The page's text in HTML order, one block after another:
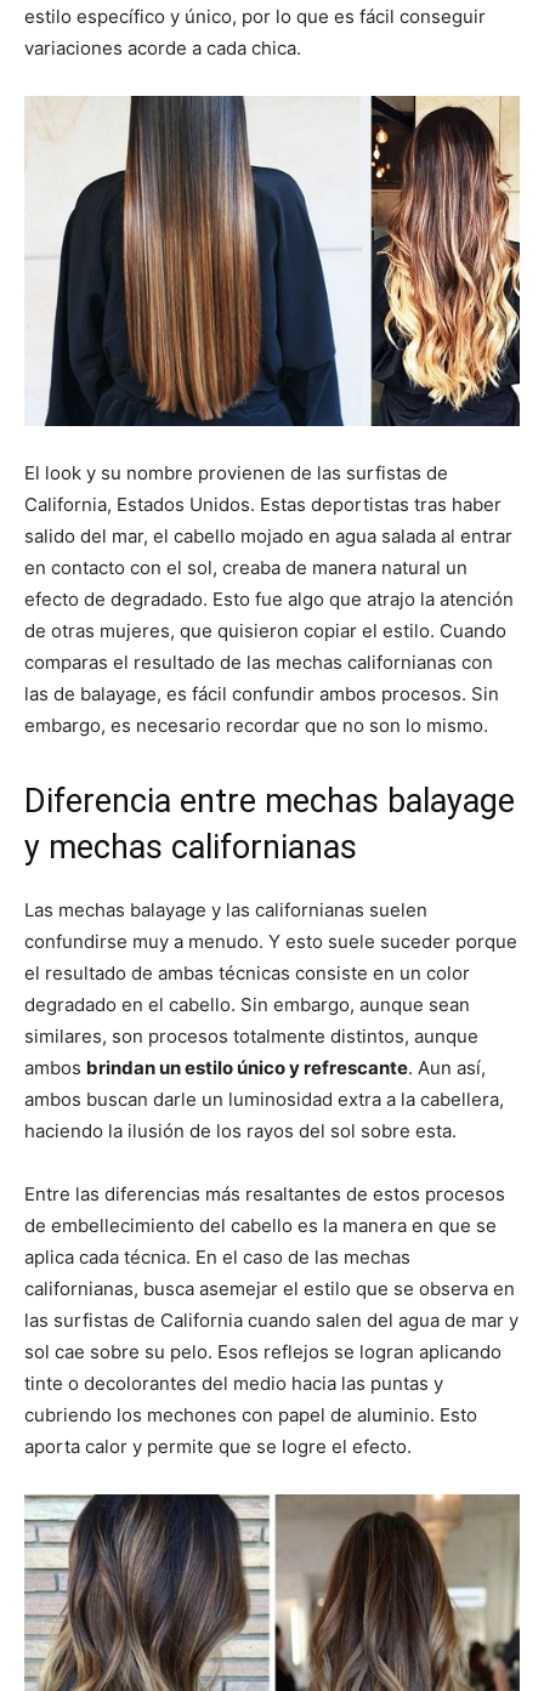
estilo específico y único, por lo que es fácil conseguir
variaciones acorde a cada chica.
El look y su nombre provienen de las surfistas de
California, Estados Unidos. Estas deportistas tras haber
salido del mar, el cabello mojado en agua salada al entrar
en contacto con el sol, creaba de manera natural un
efecto de degradado. Esto fue algo que atrajo la atención
de otras mujeres, que quisieron copiar el estilo. Cuando
comparas el resultado de las mechas californianas con
las de balayage, es fácil confundir ambos procesos. Sin
embargo, es necesario recordar que no son lo mismo.
Diferencia entre mechas balayage
y mechas californianas
Las mechas balayage y las californianas suelen
confundirse muy a menudo. Y esto suele suceder porque
el resultado de ambas técnicas consiste en un color
degradado en el cabello. Sin embargo, aunque sean
similares, son procesos totalmente distintos, aunque
ambos brindan un estilo único y refrescante. Aun así,
ambos buscan darle un luminosidad extra a la cabellera,
haciendo la ilusión de los rayos del sol sobre esta.
Entre las diferencias más resaltantes de estos procesos
de embellecimiento del cabello es la manera en que se
aplica cada técnica. En el caso de las mechas
californianas, busca asemejar el estilo que se observa en
las surfistas de California cuando salen del agua de mar y
sol cae sobre su pelo. Esos reflejos se logran aplicando
tinte o decolorantes del medio hacia las puntas y
cubriendo los mechones con papel de aluminio. Esto
aporta calor y permite que se logre el efecto.